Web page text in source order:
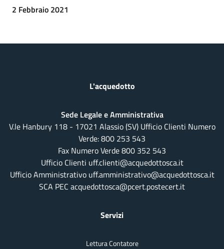
2 Febbraio 2021
L'acquedotto
Sede Legale e Amministrativa
V.le Hanbury 118 - 17021 Alassio (SV) Ufficio Clienti Numero
Verde:800 253 543
Fax Numero Verde 800 352 543
Ufficio Clienti uff.clienti@acquedottosca.it
Ufficio Amministrativo uff.amministrativo@acquedottosca.it
SCA PEC acquedottosca@pcert.postecert.it
Servizi
Lettura Contatore